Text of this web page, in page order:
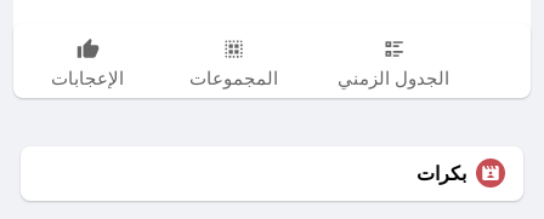
الجدول الزمني المجموعات الإعجابات
بكرات